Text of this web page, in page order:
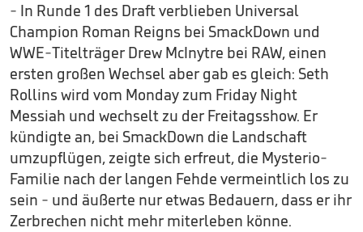
- In Runde 1 des Draft verblieben Universal
Champion Roman Reigns bei SmackDown und
WWE-Titelträger Drew McInytre bei RAW, einen
ersten großen Wechsel aber gab es gleich: Seth
Rollins wird vom Monday zum Friday Night
Messiah und wechselt zu der Freitagsshow. Er
kündigte an, bei SmackDown die Landschaft
umzupflügen, zeigte sich erfreut, die Mysterio-
Familie nach der langen Fehde vermeintlich los zu
sein - und äußerte nur etwas Bedauern, dass er ihr
Zerbrechen nicht mehr miterleben könne.